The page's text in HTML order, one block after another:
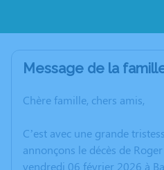
Message de la
Chère famille, chers amis,
C’est avec une grande
annonçons le décès de
vendredi 06 février 2026 à